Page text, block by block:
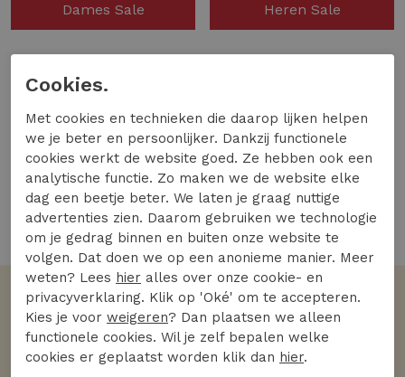
Dames Sale Heren Sale
Cookies.
Met cookies en technieken die daarop lijken helpen
we je beter en persoonlijker. Dankzij functionele
cookies werkt de website goed. Ze hebben ook een
analytische functie. Zo maken we de website elke
dag een beetje beter. We laten je graag nuttige
advertenties zien. Daarom gebruiken we technologie
om je gedrag binnen en buiten onze website te
volgen. Dat doen we op een anonieme manier. Meer
weten? Lees hier alles over onze cookie- en
privacyverklaring. Klik op 'Oké' om te accepteren.
Kies je voor weigeren? Dan plaatsen we alleen
functionele cookies. Wil je zelf bepalen welke
cookies er geplaatst worden klik dan hier.